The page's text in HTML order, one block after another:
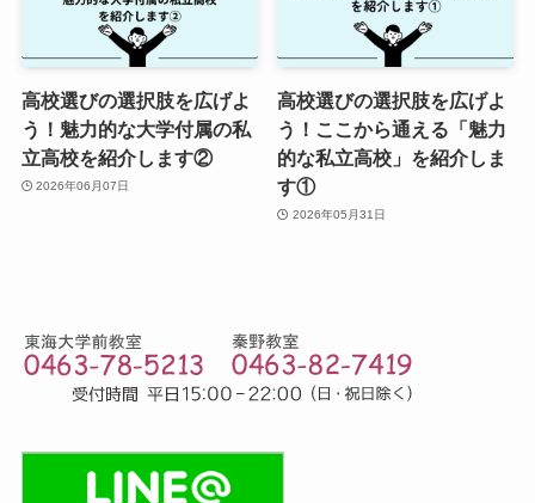
高校選びの選択肢を広げよ
う！魅力的な大学付属の私
立高校を紹介します②
2026年06月07日
高校選びの選択肢を広げよ
う！ここから通える「魅力
的な私立高校」を紹介しま
す①
2026年05月31日